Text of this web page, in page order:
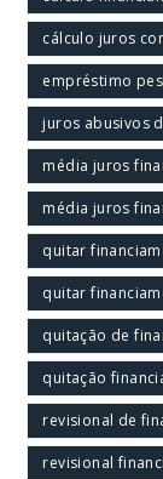
cálculo juros
empréstimo
juros abusivos
média juros
média juros
quitar
quitar
quitação de
quitação
revisional de
revisional